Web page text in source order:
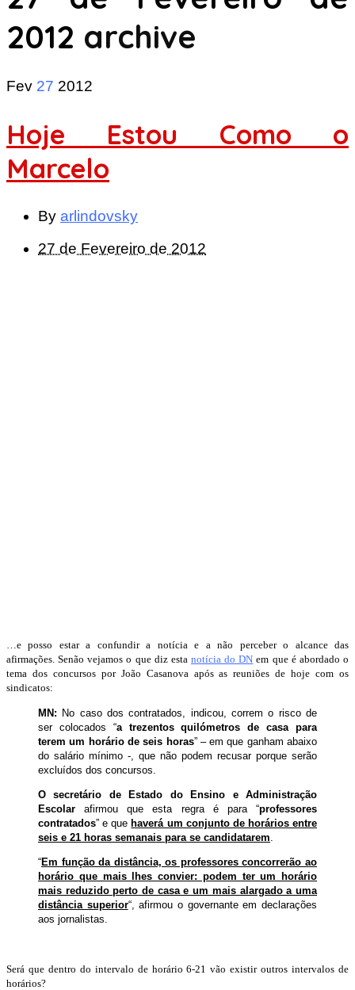
2012 archive
Fev 27 2012
Hoje Estou Como o
Marcelo
By arlindovsky
27 de Fevereiro de 2012
…e posso estar a confundir a notícia e a não perceber o alcance das
afirmações. Senão vejamos o que diz esta notícia do DN em que é abordado o
tema dos concursos por João Casanova após as reuniões de hoje com os
sindicatos:
MN: No caso dos contratados, indicou, correm o risco de
ser colocados “a trezentos quilómetros de casa para
terem um horário de seis horas” – em que ganham abaixo
do salário mínimo -, que não podem recusar porque serão
excluídos dos concursos.
O secretário de Estado do Ensino e Administração
Escolar afirmou que esta regra é para “professores
contratados” e que haverá um conjunto de horários entre
seis e 21 horas semanais para se candidatarem.
“Em função da distância, os professores concorrerão ao
horário que mais lhes convier: podem ter um horário
mais reduzido perto de casa e um mais alargado a uma
distância superior“, afirmou o governante em declarações
aos jornalistas.
Será que dentro do intervalo de horário 6-21 vão existir outros intervalos de
horários?